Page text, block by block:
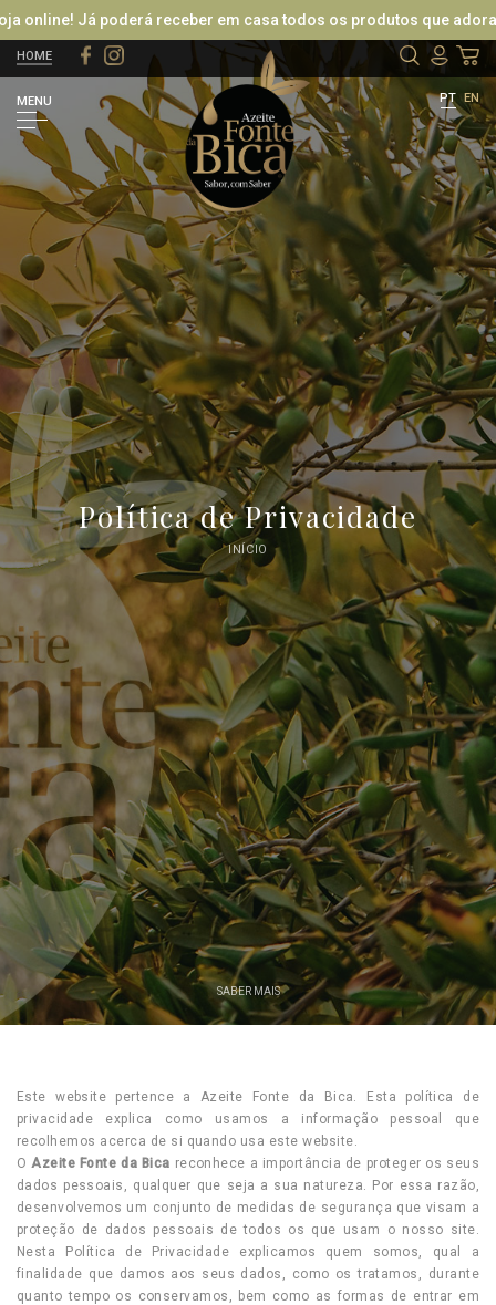
Já poderá receber em casa todos os produtos que adora,
HOME
LOGIN / REGISTAR
ENTRAR COM O FACEBOOK
RECUPERAR PASSWORD
CRIAR NOVO CLIENTE
MENU PT EN
Política de Privacidade
INÍCIO
SABER MAIS
Este website pertence a Azeite Fonte da Bica. Esta política de
privacidade explica como usamos a informação pessoal que
recolhemos acerca de si quando usa este website.
OAzeite Fonte da Bica reconhece a importância de proteger os seus
dados pessoais, qualquer que seja a sua natureza. Por essa razão,
desenvolvemos um conjunto de medidas de segurança que visam a
proteção de dados pessoais de todos os que usam o nosso site.
Nesta Política de Privacidade explicamos quem somos, qual a
finalidade que damos aos seus dados, como os tratamos, durante
quanto tempo os conservamos, bem como as formas de entrar em